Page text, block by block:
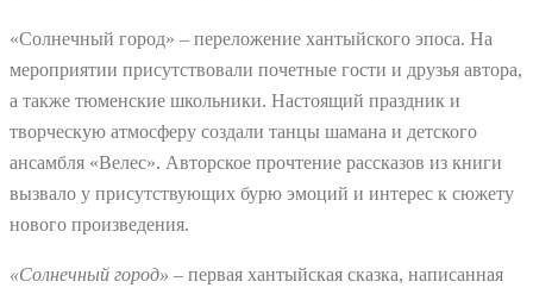
«Солнечный город» – переложение хантыйского эпоса. На
мероприятии присутствовали почетные гости и друзья автора,
а также тюменские школьники. Настоящий праздник и
творческую атмосферу создали танцы шамана и детского
ансамбля «Велес». Авторское прочтение рассказов из книги
вызвало у присутствующих бурю эмоций и интерес к сюжету
нового произведения.
«Солнечный город» – первая хантыйская сказка, написанная